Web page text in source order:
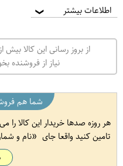
اطلاعات بیشتر ❯
از بروز رسانی این کالا
نیاز از فروشنده
شما هم
هر روزه صدها خریدار این کالا را
تامین کنید واقعا جای
نام و